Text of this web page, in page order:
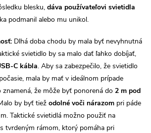
blesku, dáva používateľovi svietidla
podmanil alebo mu unikol.
Dlhá doba chodu by mala byť nevyhnutná
svietidlo by sa malo dať ľahko dobíjať,
C kábla. Aby sa zabezpečilo, že svietidlo
mala by mať v ideálnom prípade
znamená, že môže byť ponorená do 2 m pod
by byť tiež odolné voči nárazom pri páde
Taktické svietidlá možno použiť na
tvrdeným rámom, ktorý pomáha pri